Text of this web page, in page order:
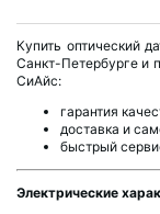
Купить оптический
Санкт-Петербурге и
СиАйс:
гарантия
доставка и
быстрый
Электрические